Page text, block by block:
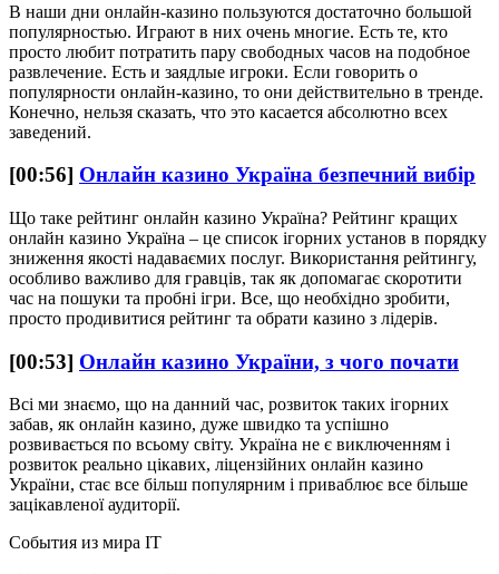
В наши дни онлайн-казино пользуются достаточно большой
популярностью. Играют в них очень многие. Есть те, кто
просто любит потратить пару свободных часов на подобное
развлечение. Есть и заядлые игроки. Если говорить о
популярности онлайн-казино, то они действительно в тренде.
Конечно, нельзя сказать, что это касается абсолютно всех
заведений.
[00:56] Онлайн казино Україна безпечний вибір
Що таке рейтинг онлайн казино Україна? Рейтинг кращих
онлайн казино Україна – це список ігорних установ в порядку
зниження якості надаваємих послуг. Використання рейтингу,
особливо важливо для гравців, так як допомагає скоротити
час на пошуки та пробні ігри. Все, що необхідно зробити,
просто продивитися рейтинг та обрати казино з лідерів.
[00:53] Онлайн казино України, з чого почати
Всі ми знаємо, що на данний час, розвиток таких ігорних
забав, як онлайн казино, дуже швидко та успішно
розвивається по всьому світу. Україна не є виключенням і
розвиток реально цікавих, ліцензійних онлайн казино
України, стає все більш популярним і приваблює все більше
зацікавленої аудиторії.
События из мира IT